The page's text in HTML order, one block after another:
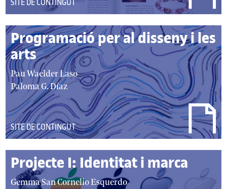
DEL
TIPUS:
SITE DE CONTINGUT
Programació per al disseny i les
arts
autor/autors:
Pau Waelder Laso
Paloma G. Díaz
DEL
TIPUS:
SITE DE CONTINGUT
Projecte I: Identitat i marca
autor/autors:
Gemma San Cornelio Esquerdo